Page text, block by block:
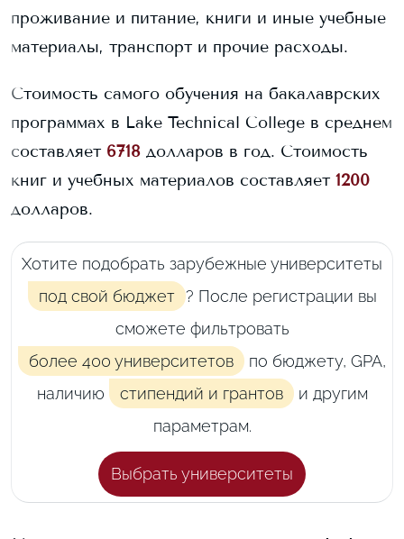
проживание и питание, книги и иные учебные
материалы, транспорт и прочие расходы.
Стоимость самого обучения на бакалаврских
программах в Lake Technical College в среднем
составляет 6718 долларов в год. Стоимость
книг и учебных материалов составляет 1200
долларов.
Хотите подобрать зарубежные университеты
под свой бюджет ? После регистрации вы
сможете фильтровать
более 400 университетов
по бюджету, GPA,
наличию
стипендий и грантов и другим
параметрам.
Выбрать университеты